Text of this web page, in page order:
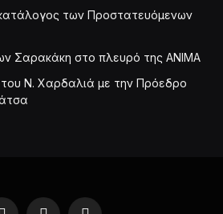
των Προστατευόμενων
Σαρακάκη στο πλευρό της ΑΝΙΜΑ
Ν. Χαρδαλιά με την Πρόεδρο